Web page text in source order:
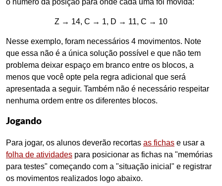
Z → 14, C → 1, D → 11, C → 10
Nesse exemplo, foram necessários 4 movimentos. Note
que essa não é a única solução possível e que não tem
problema deixar espaço em branco entre os blocos, a
menos que você opte pela regra adicional que será
apresentada a seguir. Também não é necessário respeitar
nenhuma ordem entre os diferentes blocos.
Jogando
Para jogar, os alunos deverão recortas as fichas e usar a
folha de atividades para posicionar as fichas na "memórias
para testes" começando com a "situação inicial" e registrar
os movimentos realizados logo abaixo.